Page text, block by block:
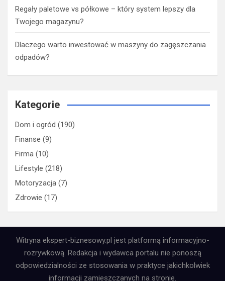
Regały paletowe vs półkowe – który system lepszy dla
Twojego magazynu?
Dlaczego warto inwestować w maszyny do zagęszczania
odpadów?
Kategorie
Dom i ogród (190)
Finanse (9)
Firma (10)
Lifestyle (218)
Motoryzacja (7)
Zdrowie (17)
Witryna ekspert-biznesowy.pl jest platformą informacyjno-
rozrywkową. Redakcja i wydawca portalu nie ponoszą
odpowiedzialności ze stosowania w praktyce jakichkolwiek
informacji zamieszczanych na stronie.